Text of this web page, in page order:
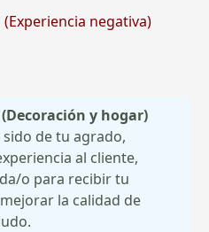
(Experiencia negativa)
y hogar)
de tu agrado,
al cliente,
o para recibir tu
la calidad de